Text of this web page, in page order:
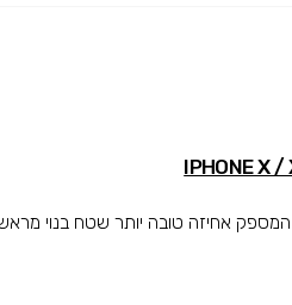
אחיזה טובה יותר שטח בנוי מראש